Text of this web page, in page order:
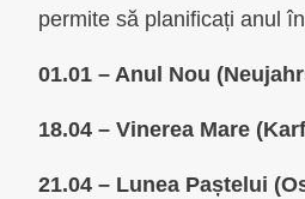
permite să planificați anul
01.01 – Anul Nou
18.04 – Vinerea Mare
21.04 – Lunea Paștelui